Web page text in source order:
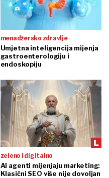
menadžersko zdravlje
Umjetna inteligencija mijenja
gastroenterologiju i
endoskopiju
zeleno i digitalno
AI agenti mijenjaju marketing:
Klasični SEO više nije dovoljan